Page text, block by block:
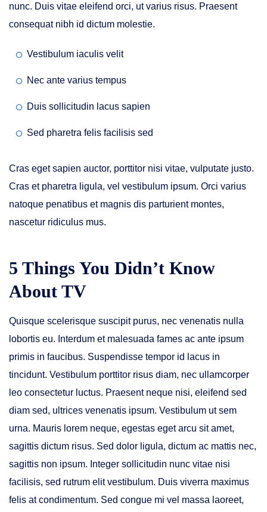
nunc. Duis vitae eleifend orci, ut varius risus. Praesent
consequat nibh id dictum molestie.
Vestibulum iaculis velit
Nec ante varius tempus
Duis sollicitudin lacus sapien
Sed pharetra felis facilisis sed
Cras eget sapien auctor, porttitor nisi vitae, vulputate justo.
Cras et pharetra ligula, vel vestibulum ipsum. Orci varius
natoque penatibus et magnis dis parturient montes,
nascetur ridiculus mus.
5 Things You Didn’t Know
About TV
Quisque scelerisque suscipit purus, nec venenatis nulla
lobortis eu. Interdum et malesuada fames ac ante ipsum
primis in faucibus. Suspendisse tempor id lacus in
tincidunt. Vestibulum porttitor risus diam, nec ullamcorper
leo consectetur luctus. Praesent neque nisi, eleifend sed
diam sed, ultrices venenatis ipsum. Vestibulum ut sem
urna. Mauris lorem neque, egestas eget arcu sit amet,
sagittis dictum risus. Sed dolor ligula, dictum ac mattis nec,
sagittis non ipsum. Integer sollicitudin nunc vitae nisi
facilisis, sed rutrum elit vestibulum. Duis viverra maximus
felis at condimentum. Sed congue mi vel massa laoreet,